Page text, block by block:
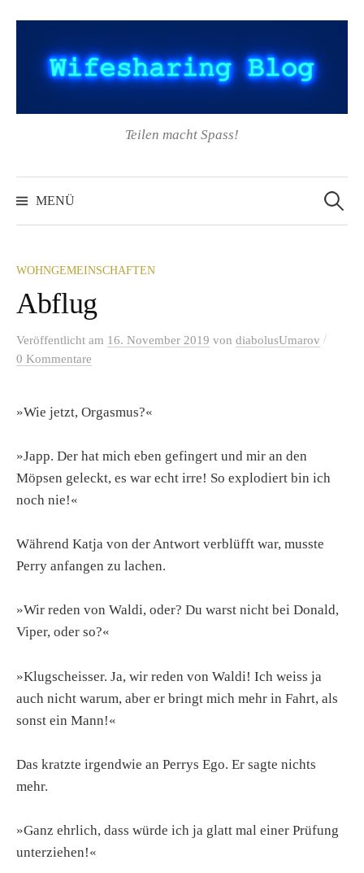
Inhalt
Teilen macht Spass!
MENÜ
nach:
WOHNGEMEINSCHAFTEN
Abflug
Veröffentlicht am 16. November 2019 von diabolusUmarov /
0 Kommentare
»Wie jetzt, Orgasmus?«
»Japp. Der hat mich eben gefingert und mir an den
Möpsen geleckt, es war echt irre! So explodiert bin ich
noch nie!«
Während Katja von der Antwort verblüfft war, musste
Perry anfangen zu lachen.
»Wir reden von Waldi, oder? Du warst nicht bei Donald,
Viper, oder so?«
»Klugscheisser. Ja, wir reden von Waldi! Ich weiss ja
auch nicht warum, aber er bringt mich mehr in Fahrt, als
sonst ein Mann!«
Das kratzte irgendwie an Perrys Ego. Er sagte nichts
mehr.
»Ganz ehrlich, dass würde ich ja glatt mal einer Prüfung
unterziehen!«